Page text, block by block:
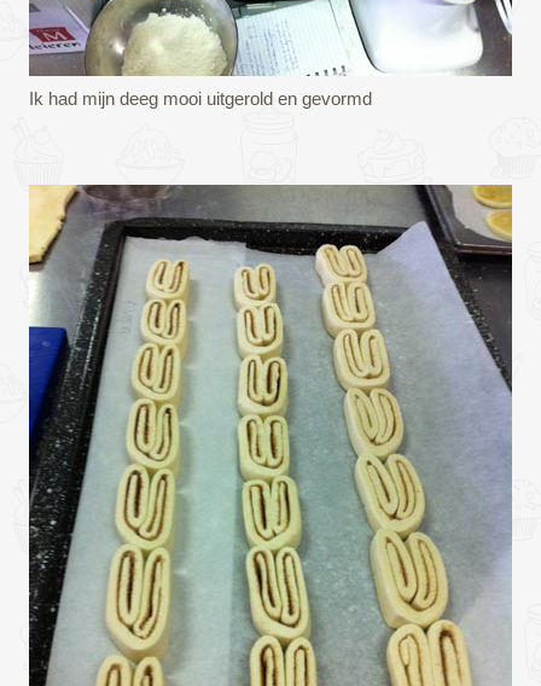
Ik had mijn deeg mooi uitgerold en gevormd